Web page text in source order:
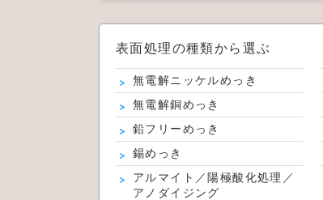
表面処理の種類から選ぶ
無電解ニッケルめっき
無電解銅めっき
鉛フリーめっき
錫めっき
アルマイト／陽極酸化処理／
アノダイジング